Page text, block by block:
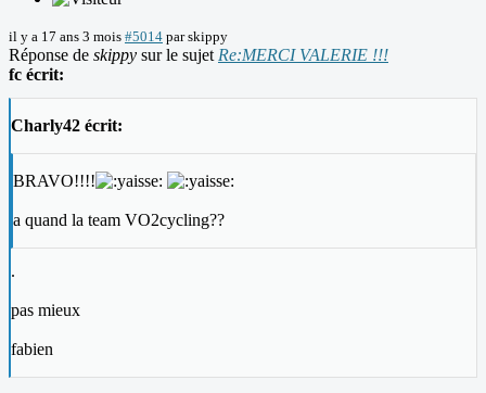
il y a 17 ans 3 mois #5014 parskippy
Réponse de skippy sur le sujet Re:MERCI VALERIE !!!
fc écrit:
Charly42 écrit:
BRAVO!!!!
a quand la team VO2cycling??
.
pas mieux
fabien